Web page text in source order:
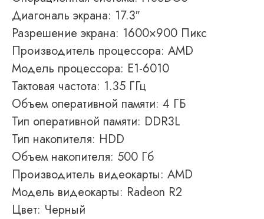
Диагональ экрана: 17.3″
Разрешение экрана: 1600×900 Пикс
Производитель процессора: AMD
Модель процессора: E1-6010
Тактовая частота: 1.35 ГГц
Объем оперативной памяти: 4 ГБ
Тип оперативной памяти: DDR3L
Тип накопителя: HDD
Объем накопителя: 500 Гб
Производитель видеокарты: AMD
Модель видеокарты: Radeon R2
Цвет: Черный